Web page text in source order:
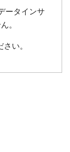
ータインサ
。
い。